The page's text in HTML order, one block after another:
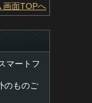
面TOPへ
マートフ
のものご